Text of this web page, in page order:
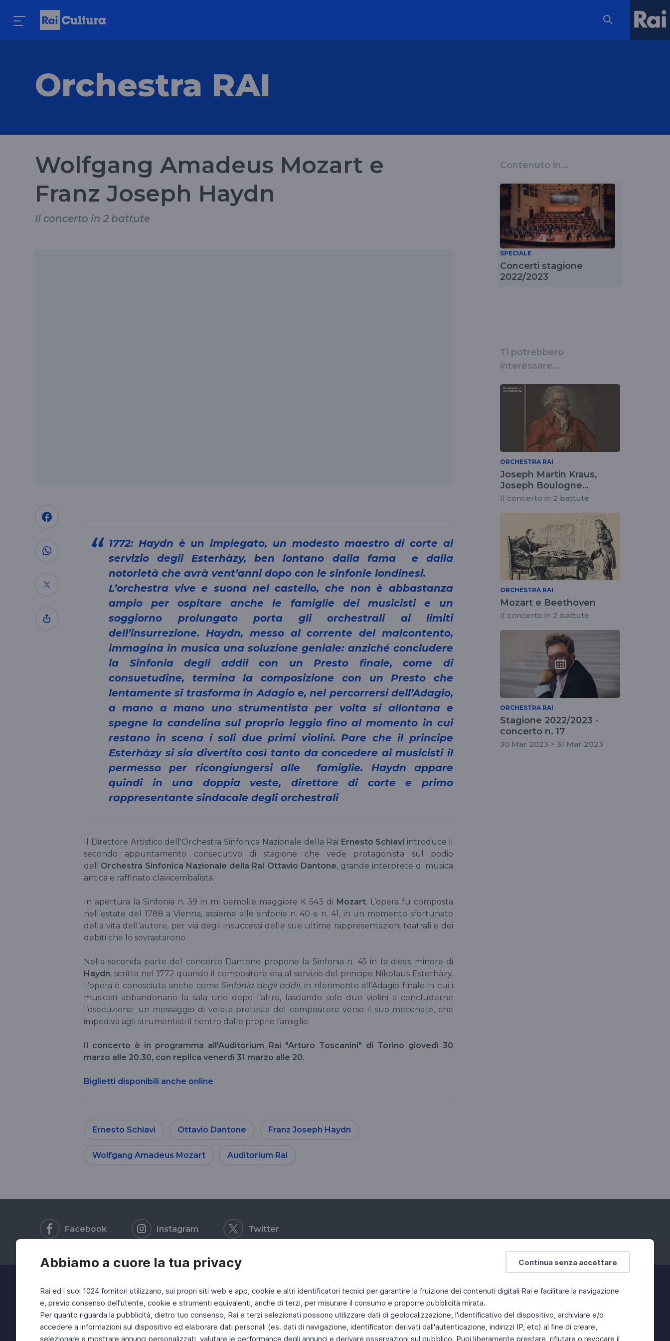
Continua senza accettare
Abbiamo a cuore la tua privacy
Rai ed i suoi 1024 fornitori utilizzano, sui propri siti web e app, cookie e altri identificatori tecnici per garantire la fruizione dei contenuti digitali Rai e facilitare la navigazione
e, previo consenso dell'utente, cookie e strumenti equivalenti, anche di terzi, per misurare il consumo e proporre pubblicità mirata.
Per quanto riguarda la pubblicità, dietro tuo consenso, Rai e terzi selezionati possono utilizzare dati di geolocalizzazione, l'identificativo del dispositivo, archiviare e/o
accedere a informazioni sul dispositivo ed elaborare dati personali (es. dati di navigazione, identificatori derivati dall'autenticazione, indirizzi IP, etc) al fine di creare,
selezionare e mostrare annunci personalizzati, valutare le performance degli annunci e derivare osservazioni sul pubblico. Puoi liberamente prestare, rifiutare o revocare il
Orchestra RAI
Wolfgang Amadeus Mozart e
Franz Joseph Haydn
Il concerto in 2 battute
1772: Haydn è un impiegato, un modesto maestro di corte al
servizio degli Esterhàzy, ben lontano dalla fama e dalla
notorietà che avrà vent’anni dopo con le sinfonie londinesi.
L’orchestra vive e suona nel castello, che non è abbastanza
ampio per ospitare anche le famiglie dei musicisti e un
soggiorno prolungato porta gli orchestrali ai limiti
dell’insurrezione. Haydn, messo al corrente del malcontento,
immagina in musica una soluzione geniale: anziché concludere
la Sinfonia degli addii con un Presto finale, come di
consuetudine, termina la composizione con un Presto che
lentamente si trasforma in Adagio e, nel percorrersi dell’Adagio,
a mano a mano uno strumentista per volta si allontana e
spegne la candelina sul proprio leggio fino al momento in cui
restano in scena i soli due primi violini. Pare che il principe
Esterhàzy si sia divertito così tanto da concedere ai musicisti il
permesso per ricongiungersi alle famiglie. Haydn appare
quindi in una doppia veste, direttore di corte e primo
rappresentante sindacale degli orchestrali
Il Direttore Artistico dell'Orchestra Sinfonica Nazionale della Rai Ernesto Schiavi introduce il
secondo appuntamento consecutivo di stagione che vede protagonista sul podio
dell'Orchestra Sinfonica Nazionale della Rai Ottavio Dantone, grande interprete di musica
antica e raffinato clavicembalista.
In apertura la Sinfonia n. 39 in mi bemolle maggiore K 543 di Mozart. L’opera fu composta
nell’estate del 1788 a Vienna, assieme alle sinfonie n. 40 e n. 41, in un momento sfortunato
della vita dell’autore, per via degli insuccessi delle sue ultime rappresentazioni teatrali e dei
debiti che lo sovrastarono.
Nella seconda parte del concerto Dantone propone la Sinfonia n. 45 in fa diesis minore di
Haydn, scritta nel 1772 quando il compositore era al servizio del principe Nikolaus Esterhàzy.
L’opera è conosciuta anche comeSinfonia degli addii, in riferimento all’Adagio finale in cui i
musicisti abbandonano la sala uno dopo l’altro, lasciando solo due violini a concluderne
l’esecuzione: un messaggio di velata protesta del compositore verso il suo mecenate, che
impediva agli strumentisti il rientro dalle proprie famiglie.
Il concerto è in programma all'Auditorium Rai "Arturo Toscanini" di Torino giovedì 30
marzo alle 20.30, con replica venerdì 31 marzo alle 20.
Biglietti disponibili anche online
Ernesto Schiavi Ottavio Dantone Franz Joseph Haydn
Wolfgang Amadeus Mozart Auditorium Rai
Contenuto in...
SPECIALE
Concerti stagione
2022/2023
Ti potrebbero
interessare...
ORCHESTRA RAI
Joseph Martin Kraus,
Joseph Boulogne
Chevalier de St.Georges,
Joseph Haydn
Il concerto in 2 battute
ORCHESTRA RAI
Mozart e Beethoven
Il concerto in 2 battute
ORCHESTRA RAI
Stagione 2022/2023 -
concerto n. 17
30 Mar 2023 > 31 Mar 2023
Facebook Instagram Twitter